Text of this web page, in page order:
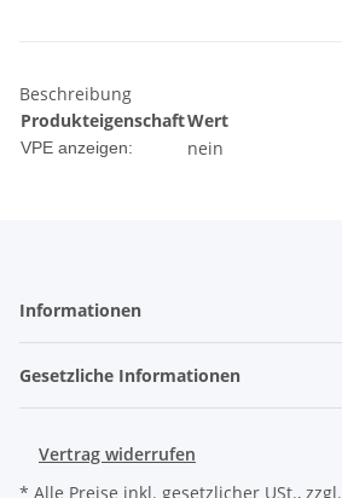
Beschreibung
ProdukteigenschaftWert
VPE anzeigen: nein
Informationen
Gesetzliche Informationen
Vertrag widerrufen
* Alle Preise inkl. gesetzlicher USt., zzgl.